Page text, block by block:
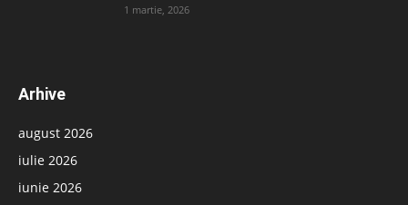
1 martie, 2026
Arhive
august 2026
iulie 2026
iunie 2026